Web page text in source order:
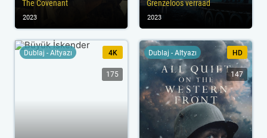
The Covenant
2023
Grenzeloos verraad
2023
Dublaj - Altyazı 4K
175
Dublaj - Altyazı HD
147